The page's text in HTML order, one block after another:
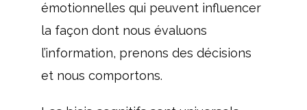
émotionnelles qui peuvent influencer
la façon dont nous évaluons
l’information, prenons des décisions
et nous comportons.